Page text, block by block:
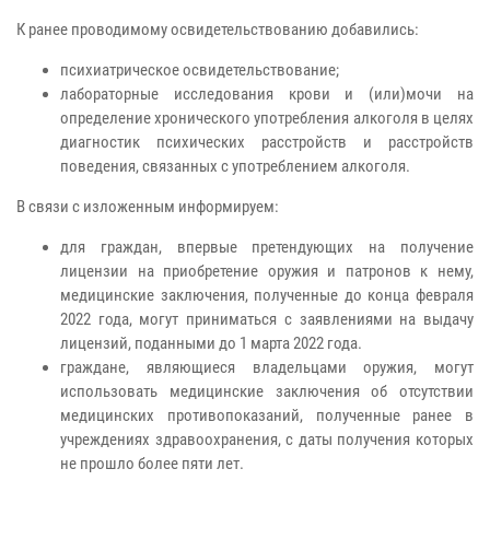
К ранее проводимому освидетельствованию добавились:
психиатрическое освидетельствование;
лабораторные исследования крови и (или)мочи на
определение хронического употребления алкоголя в целях
диагностик психических расстройств и расстройств
поведения, связанных с употреблением алкоголя.
В связи с изложенным информируем:
для граждан, впервые претендующих на получение
лицензии на приобретение оружия и патронов к нему,
медицинские заключения, полученные до конца февраля
2022 года, могут приниматься с заявлениями на выдачу
лицензий, поданными до 1 марта 2022 года.
граждане, являющиеся владельцами оружия, могут
использовать медицинские заключения об отсутствии
медицинских противопоказаний, полученные ранее в
учреждениях здравоохранения, с даты получения которых
не прошло более пяти лет.